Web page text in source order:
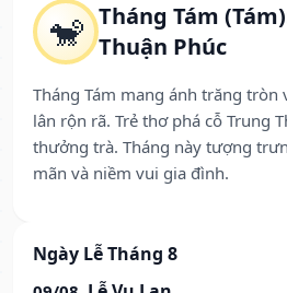
🐒 Tháng Tám
Thuận Phúc
Tháng Tám mang ánh trăng tròn
lân rộn rã. Trẻ thơ phá cỗ Trung
thưởng trà. Tháng này tượng
mãn và niềm vui gia đình.
Ngày Lễ Tháng 8